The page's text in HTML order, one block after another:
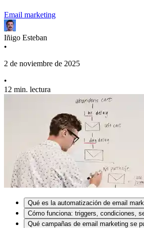
Email marketing
Iñigo Esteban
•
2 de noviembre de 2025
•
12 min. lectura
Qué es la automatización de email
Cómo funciona: triggers, condiciones,
Qué campañas de email marketing se